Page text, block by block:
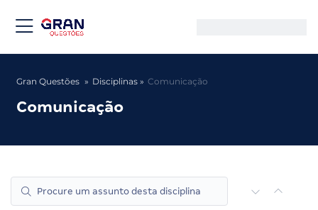
Gran Questões Disciplinas Comunicação
Comunicação